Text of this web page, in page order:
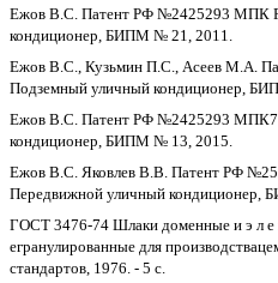
Ежов В.С. Патент РФ №2425293 МПК
кондиционер, БИПМ № 21, 2011.
Ежов В.С., Кузьмин П.С., Асеев М.А.
Подземный уличный кондиционер,
Ежов В.С. Патент РФ №2425293 МПК7
кондиционер, БИПМ № 13, 2015.
Eжов В.С. Яковлев В.В. Патент РФ
Передвижной уличный кондиционер,
ГОСТ 3476-74 Шлаки доменные и э л е
егранулированные для
стандартов, 1976. - 5 с.